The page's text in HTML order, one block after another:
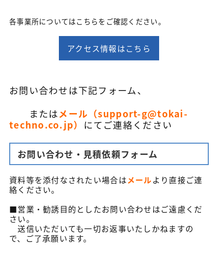
各事業所についてはこちらをご確認ください。
アクセス情報はこちら
お問い合わせは下記フォーム、
またはメール（support-g@tokai-
techno.co.jp） にてご連絡ください
お問い合わせ・見積依頼フォーム
資料等を添付なされたい場合はメールより直接ご連
絡ください。
■営業・勧誘目的としたお問い合わせはご遠慮くだ
さい。
送信いただいても一切お返事いたしかねますの
で、ご了承願います。